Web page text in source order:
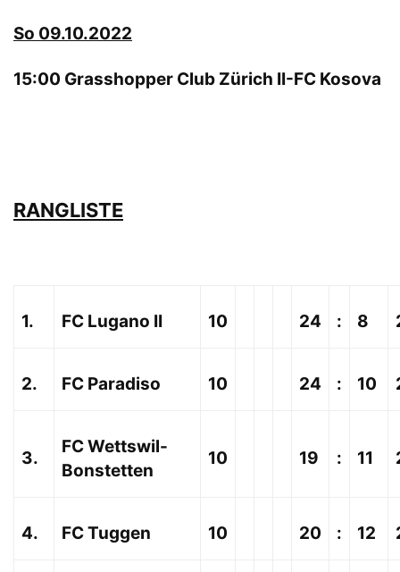
So 09.10.2022
15:00 Grasshopper Club Zürich II-FC Kosova
RANGLISTE
1. FC Lugano II 10 24 : 8
2. FC Paradiso 10 24 : 10
3.
FC Wettswil-
Bonstetten
10 19 : 11
4. FC Tuggen 10 20 : 12